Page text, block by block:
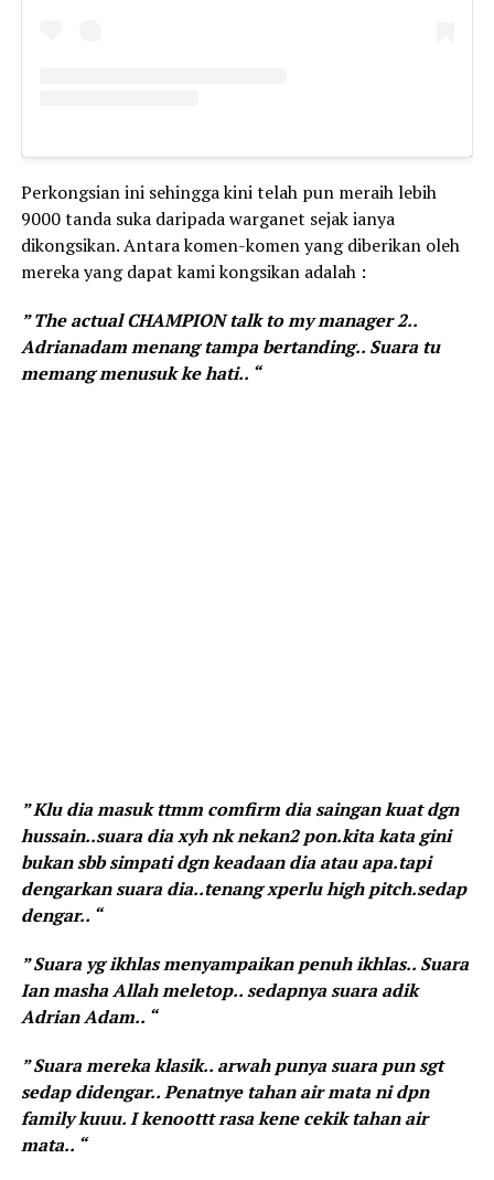
Perkongsian ini sehingga kini telah pun meraih lebih
9000 tanda suka daripada warganet sejak ianya
dikongsikan. Antara komen-komen yang diberikan oleh
mereka yang dapat kami kongsikan adalah :
” The actual CHAMPION talk to my manager 2..
Adrianadam menang tampa bertanding.. Suara tu
memang menusuk ke hati.. “
” Klu dia masuk ttmm comfirm dia saingan kuat dgn
hussain..suara dia xyh nk nekan2 pon.kita kata gini
bukan sbb simpati dgn keadaan dia atau apa.tapi
dengarkan suara dia..tenang xperlu high pitch.sedap
dengar.. “
” Suara yg ikhlas menyampaikan penuh ikhlas.. Suara
Ian masha Allah meletop.. sedapnya suara adik
Adrian Adam.. “
” Suara mereka klasik.. arwah punya suara pun sgt
sedap didengar.. Penatnye tahan air mata ni dpn
family kuuu. I kenoottt rasa kene cekik tahan air
mata.. “